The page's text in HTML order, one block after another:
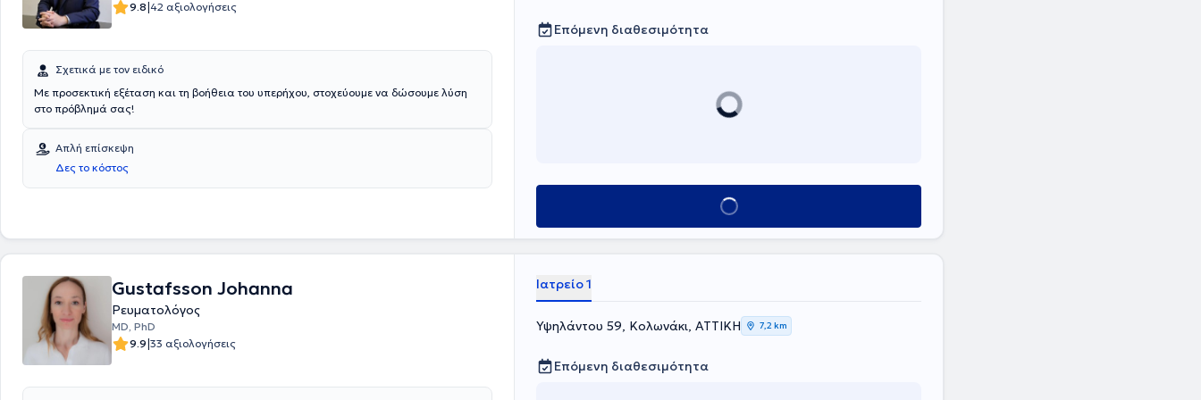
φροντίζει να παρακολουθεί σεμινάρια και συνέδρια με στόχο τη διαρκή ενημέρωση
και κατάρτιση στον κλάδο του.
9.8|42 αξιολογήσεις
Σχετικά με τον ειδικό
Με προσεκτική εξέταση και τη βοήθεια του υπερήχου, στοχεύουμε να δώσουμε λύση
στο πρόβλημά σας!
Απλή επίσκεψη
Δες το κόστος
Επόμενη διαθεσιμότητα
Κλείσε ραντεβού
Gustafsson Johanna
Ρευματολόγος
MD, PhD
9.9|33 αξιολογήσεις
Ιατρείο 1
Υψηλάντου 59, Κολωνάκι, ΑΤΤΙΚΗ 7,2 km
Επόμενη διαθεσιμότητα